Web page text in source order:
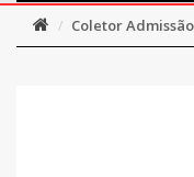
Coletor Admissão